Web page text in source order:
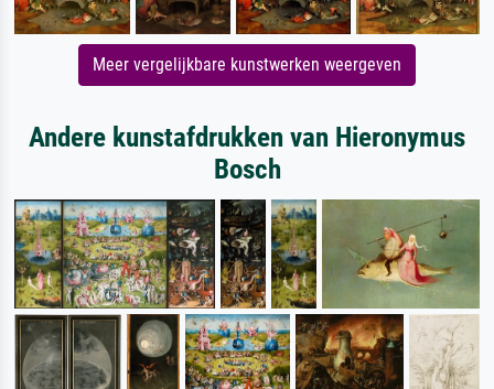
Meer vergelijkbare kunstwerken weergeven
Andere kunstafdrukken van Hieronymus
Bosch